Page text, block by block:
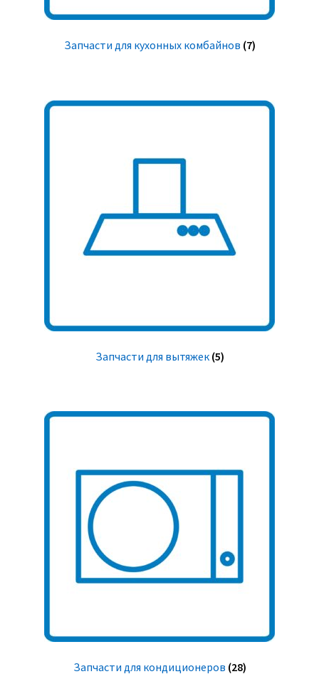
Запчасти для кухонных комбайнов (7)
Запчасти для вытяжек (5)
Запчасти для кондиционеров (28)